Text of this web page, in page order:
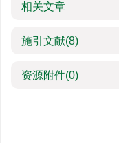
相关文章
施引文献(8)
资源附件(0)